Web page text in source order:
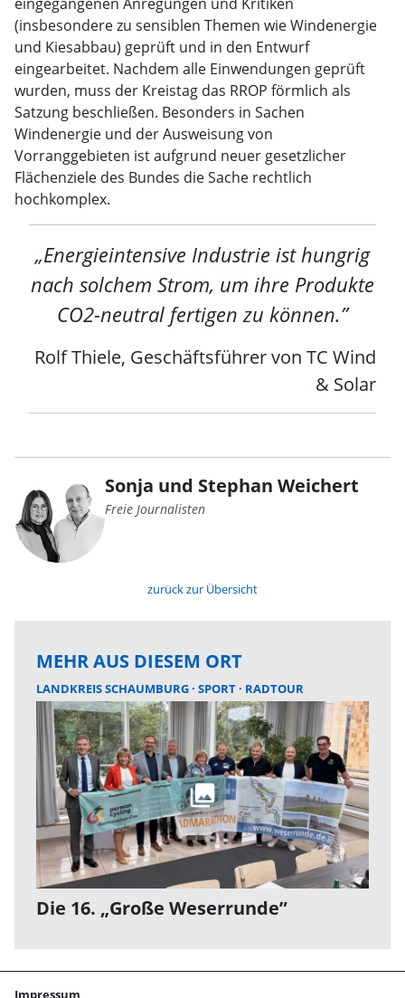
(insbesondere zu sensiblen Themen wie Windenergie
und Kiesabbau) geprüft und in den Entwurf
eingearbeitet. Nachdem alle Einwendungen geprüft
wurden, muss der Kreistag das RROP förmlich als
Satzung beschließen. Besonders in Sachen
Windenergie und der Ausweisung von
Vorranggebieten ist aufgrund neuer gesetzlicher
Flächenziele des Bundes die Sache rechtlich
hochkomplex.
„Energieintensive Industrie ist hungrig
nach solchem Strom, um ihre Produkte
CO2-neutral fertigen zu können.”
Rolf Thiele, Geschäftsführer von TC Wind
& Solar
Sonja und Stephan Weichert
Freie Journalisten
zurück zur Übersicht
MEHR AUS DIESEM ORT
LANDKREIS SCHAUMBURG SPORT RADTOUR
Die 16. „Große Weserrunde”
Impressum